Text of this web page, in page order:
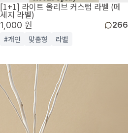
[1+1] 라이트 올리브 커스텀 라벨 (메
세지 라벨)
1,000 원 266
#개인 맞춤형 라벨